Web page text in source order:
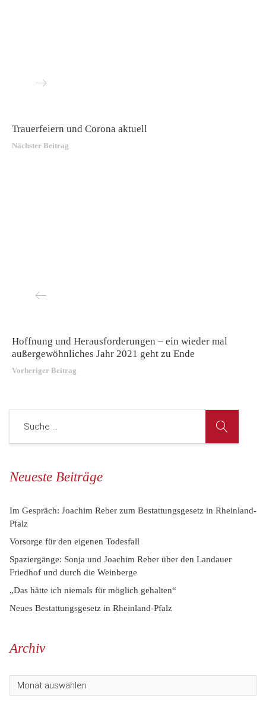
Trauerfeiern und Corona aktuell
Nächster Beitrag
Hoffnung und Herausforderungen – ein wieder mal
außergewöhnliches Jahr 2021 geht zu Ende
Vorheriger Beitrag
Neueste Beiträge
Im Gespräch: Joachim Reber zum Bestattungsgesetz in Rheinland-
Pfalz
Vorsorge für den eigenen Todesfall
Spaziergänge: Sonja und Joachim Reber über den Landauer
Friedhof und durch die Weinberge
„Das hätte ich niemals für möglich gehalten“
Neues Bestattungsgesetz in Rheinland-Pfalz
Archiv